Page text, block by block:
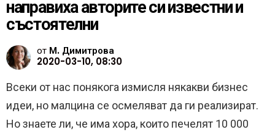
направиха авторите си известни и
състоятелни
от М. Димитрова
2020-03-10, 08:30
Всеки от нас понякога измисля някакви бизнес
идеи, но малцина се осмеляват да ги реализират.
Но знаете ли, че има хора, които печелят 10 000